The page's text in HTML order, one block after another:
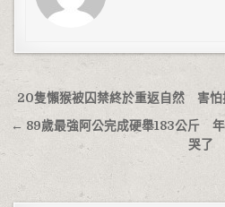
文章導覽
20隻懶猴被囚禁終於重返自然 害
← 89歲最強阿公完成硬舉183公斤
哭了